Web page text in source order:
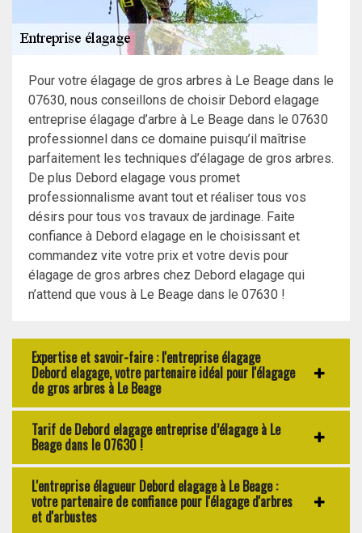
Pour votre élagage de gros arbres à Le Beage dans le
07630, nous conseillons de choisir Debord elagage
entreprise élagage d’arbre à Le Beage dans le 07630
professionnel dans ce domaine puisqu’il maîtrise
parfaitement les techniques d’élagage de gros arbres.
De plus Debord elagage vous promet
professionnalisme avant tout et réaliser tous vos
désirs pour tous vos travaux de jardinage. Faite
confiance à Debord elagage en le choisissant et
commandez vite votre prix et votre devis pour
élagage de gros arbres chez Debord elagage qui
n’attend que vous à Le Beage dans le 07630 !
Expertise et savoir-faire : l'entreprise élagage
Debord elagage, votre partenaire idéal pour l'élagage
de gros arbres à Le Beage
Tarif de Debord elagage entreprise d’élagage à Le
Beage dans le 07630 !
L'entreprise élagueur Debord elagage à Le Beage :
votre partenaire de confiance pour l'élagage d'arbres
et d'arbustes